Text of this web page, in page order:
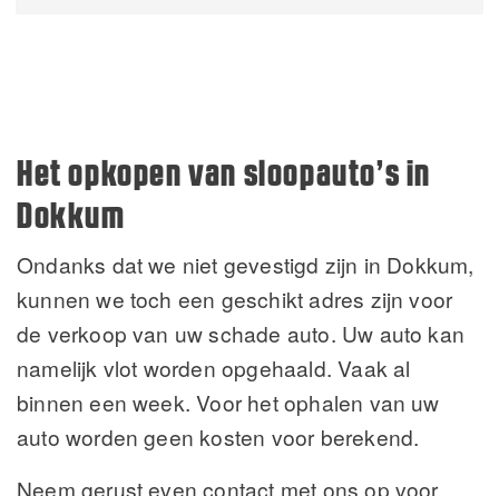
Het opkopen van sloopauto’s in
Dokkum
Ondanks dat we niet gevestigd zijn in Dokkum,
kunnen we toch een geschikt adres zijn voor
de verkoop van uw schade auto. Uw auto kan
namelijk vlot worden opgehaald. Vaak al
binnen een week. Voor het ophalen van uw
auto worden geen kosten voor berekend.
Neem gerust even contact met ons op voor